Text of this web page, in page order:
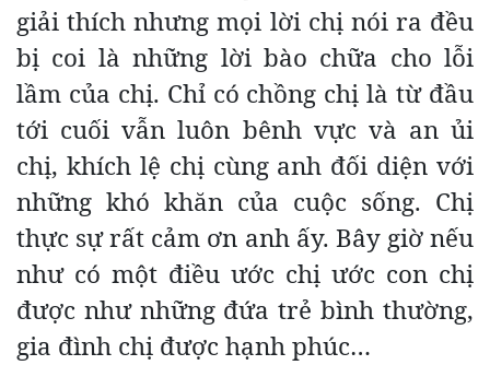
giải thích nhưng mọi lời chị nói ra đều
bị coi là những lời bào chữa cho lỗi
lầm của chị. Chỉ có chồng chị là từ đầu
tới cuối vẫn luôn bênh vực và an ủi
chị, khích lệ chị cùng anh đối diện với
những khó khăn của cuộc sống. Chị
thực sự rất cảm ơn anh ấy. Bây giờ nếu
như có một điều ước chị ước con chị
được như những đứa trẻ bình thường,
gia đình chị được hạnh phúc…